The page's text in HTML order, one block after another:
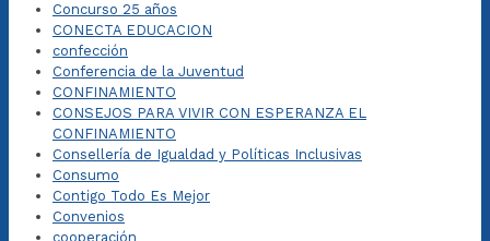
Concurso 25 años
CONECTA EDUCACION
confección
Conferencia de la Juventud
CONFINAMIENTO
CONSEJOS PARA VIVIR CON ESPERANZA EL
CONFINAMIENTO
Consellería de Igualdad y Políticas Inclusivas
Consumo
Contigo Todo Es Mejor
Convenios
cooperación